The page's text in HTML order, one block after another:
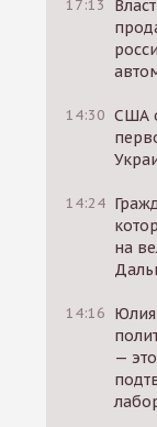
17:13
14:30 США
14:24
на
14:16 Юлия
—